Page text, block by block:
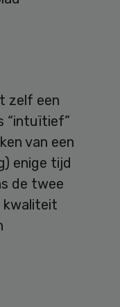
zelf een
“intuïtief”
van een
enige tijd
de twee
kwaliteit